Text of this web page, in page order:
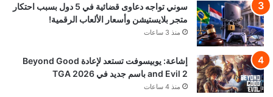
سوني تواجه دعاوى قضائية في 5 دول بسبب احتكار
متجر بلايستيشن وأسعار الألعاب الرقمية!
منذ 3 ساعات
إشاعة: يوبيسوفت تستعد لإعادة Beyond Good
and Evil 2 باسم جديد في TGA 2026
منذ 4 ساعات